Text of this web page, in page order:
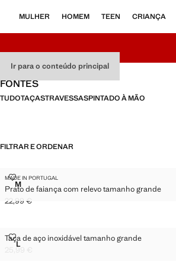
Ir para o conteúdo principal
MULHER HOMEM TEEN CRIANÇA
FONTES
TUDOTAÇASTRAVESSASPINTADO À MÃO
FILTRAR E ORDENAR
Tamanhos
M
PRATO DE FAIANÇA COM RELEVO
MADE IN PORTUGAL
Prato de faiança com relevo tamanho grande
PRATO DE FAIANÇA COM RELEVO TAMANHO
Preço atual [22,99 € ]
22,99 €
Tamanhos
LTAÇA DE AÇO INOXIDÁVEL TAMANHO
Taça de aço inoxidável tamanho grande
TAÇA DE AÇO INOXIDÁVEL TAMANHO GRANDE
25,99 €